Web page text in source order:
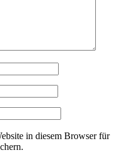
in diesem Browser für